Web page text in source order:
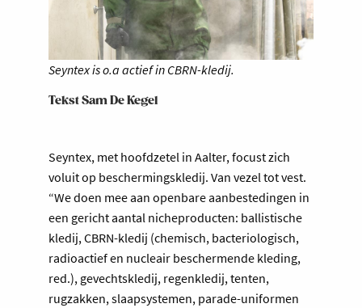
Seyntex is o.a actief in CBRN-kledij.
Tekst Sam De Kegel
Seyntex, met hoofdzetel in Aalter, focust zich
voluit op beschermingskledij. Van vezel tot vest.
“We doen mee aan openbare aanbestedingen in
een gericht aantal nicheproducten: ballistische
kledij, CBRN-kledij (chemisch, bacteriologisch,
radioactief en nucleair beschermende kleding,
red.), gevechtskledij, regenkledij, tenten,
rugzakken, slaapsystemen, parade-uniformen